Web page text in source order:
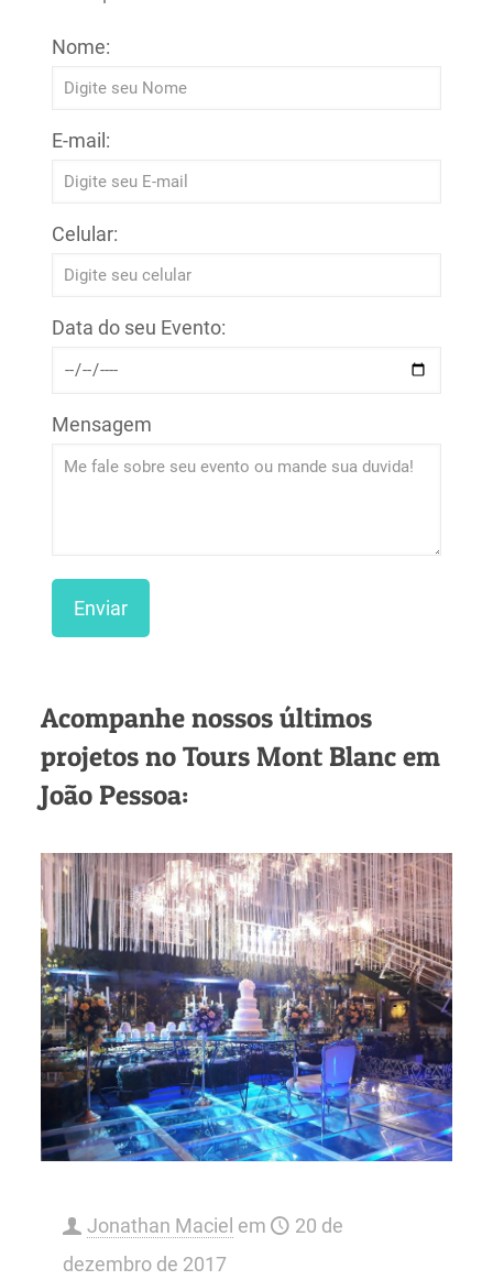
Nome:
E-mail:
Celular:
Data do seu Evento:
Mensagem
Acompanhe nossos últimos
projetos no Tours Mont Blanc em
João Pessoa:
Jonathan Maciel em
20 de
dezembro de 2017